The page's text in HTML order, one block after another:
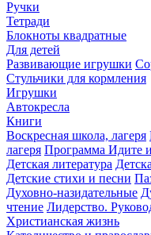
Ручки
Тетради
Блокноты квадратные
Для детей
Развивающие игрушки
Стульчики для кормления
Игрушки
Автокресла
Книги
Воскресная школа, лагеря
лагеря Программа Идите
Детская литература
Детские стихи и песни
Духовно-назидательные
чтение Лидерство.
Христианская жизнь